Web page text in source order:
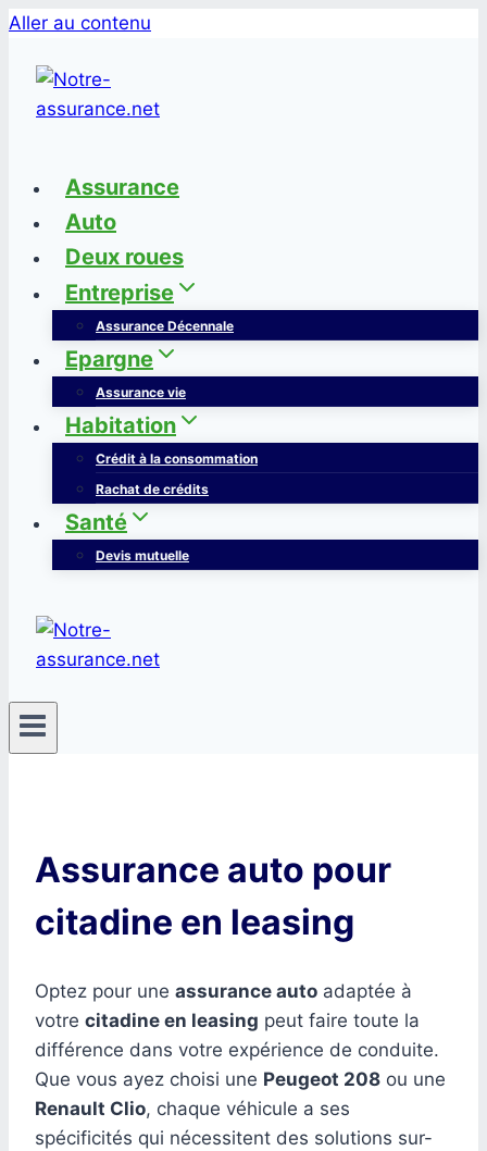
Aller au contenu
Assurance
Auto
Deux roues
Entreprise
Assurance Décennale
Epargne
Assurance vie
Habitation
Crédit à la consommation
Rachat de crédits
Santé
Devis mutuelle
Assurance auto pour
citadine en leasing
Optez pour une assurance auto adaptée à
votre citadine en leasing peut faire toute la
différence dans votre expérience de conduite.
Que vous ayez choisi une Peugeot 208 ou une
Renault Clio, chaque véhicule a ses
spécificités qui nécessitent des solutions sur-